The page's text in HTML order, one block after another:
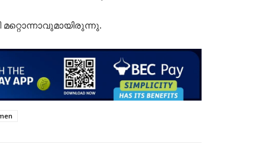
മറ്റൊന്നാവുമായിരുന്നു.